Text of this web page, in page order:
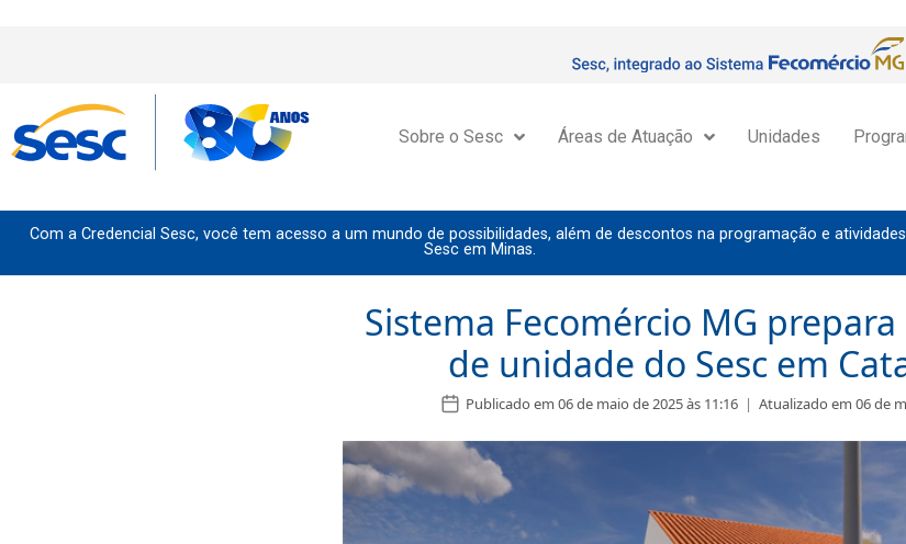
Sobre o Sesc Áreas de Atuação Unidades
Com a Credencial Sesc, você tem acesso a um mundo de possibilidades, além de descontos na programação e
Sesc em Minas.
Sistema Fecomércio MG
de unidade do Sesc em
Publicado em 06 de maio de 2025 às 11:16 | Atualizado em 06 de